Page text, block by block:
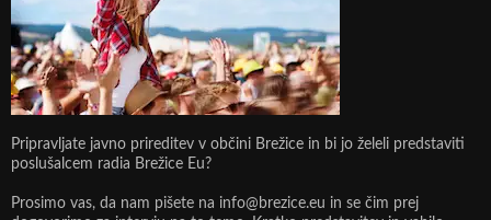
Pripravljate javno prireditev v občini Brežice in bi jo želeli predstaviti
poslušalcem radia Brežice Eu?
Prosimo vas, da nam pišete na info@brezice.eu in se čim prej